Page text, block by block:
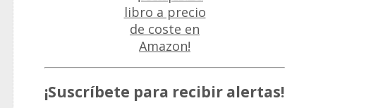
¡Suscríbete para recibir alertas!